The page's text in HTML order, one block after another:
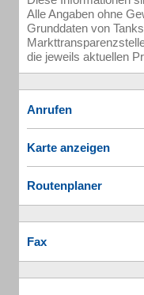
Alle Angaben ohne
Grunddaten von
die jeweils aktuellen
Anrufen
Karte anzeigen
Routenplaner
Fax